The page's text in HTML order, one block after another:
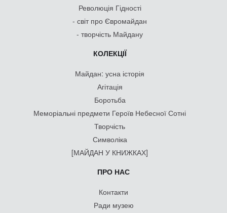
Революція Гідності
- світ про Євромайдан
- творчість Майдану
КОЛЕКЦІЇ
Майдан: усна історія
Агітація
Боротьба
Меморіальні предмети Героїв Небесної Сотні
Творчість
Символіка
[МАЙДАН У КНИЖКАХ]
ПРО НАС
Контакти
Ради музею